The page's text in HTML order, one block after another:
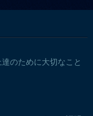
のために大切なこと